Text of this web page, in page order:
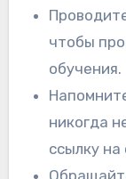
чтобы
обучения.
никогда
ссылку